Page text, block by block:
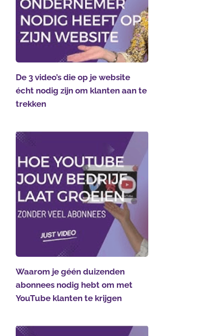
De 3 video’s die op je website
écht nodig zijn om klanten aan te
trekken
Waarom je géén duizenden
abonnees nodig hebt om met
YouTube klanten te krijgen